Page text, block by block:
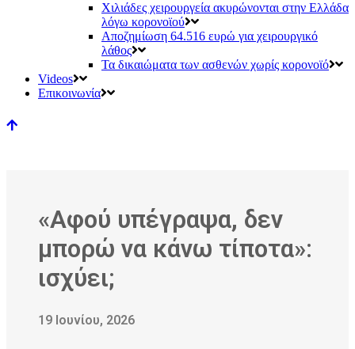
Χιλιάδες χειρουργεία ακυρώνονται στην Ελλάδα
λόγω κορονοϊού
Αποζημίωση 64.516 ευρώ για χειρουργικό
λάθος
Τα δικαιώματα των ασθενών χωρίς κορονοϊό
Videos
Επικοινωνία
«Αφού υπέγραψα, δεν
μπορώ να κάνω τίποτα»:
ισχύει;
19 Ιουνίου, 2026